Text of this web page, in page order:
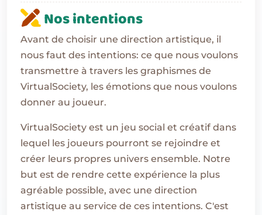
Nos intentions
Avant de choisir une direction artistique, il
nous faut des intentions: ce que nous voulons
transmettre à travers les graphismes de
VirtualSociety, les émotions que nous voulons
donner au joueur.
VirtualSociety est un jeu social et créatif dans
lequel les joueurs pourront se rejoindre et
créer leurs propres univers ensemble. Notre
but est de rendre cette expérience la plus
agréable possible, avec une direction
artistique au service de ces intentions. C'est